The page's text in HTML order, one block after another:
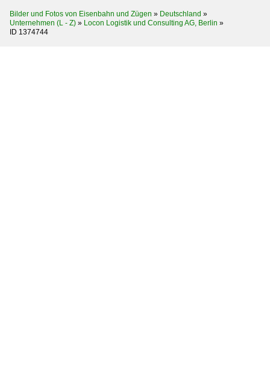
Bilder und Fotos von Eisenbahn und Zügen » Deutschland »
Unternehmen (L - Z) » Locon Logistik und Consulting AG, Berlin »
ID 1374744